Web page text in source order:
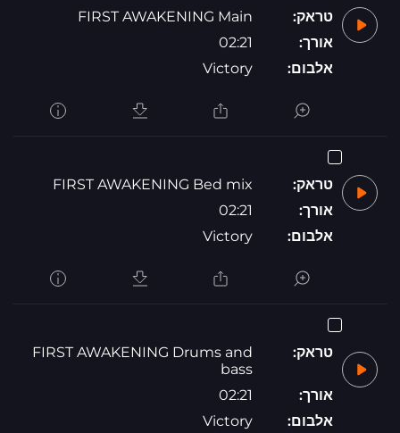
טראק:
FIRST AWAKENING Main
אורך:
02:21
אלבום:
Victory
טראק:
FIRST AWAKENING Bed mix
אורך:
02:21
אלבום:
Victory
טראק:
FIRST AWAKENING Drums and
bass
אורך:
02:21
אלבום:
Victory